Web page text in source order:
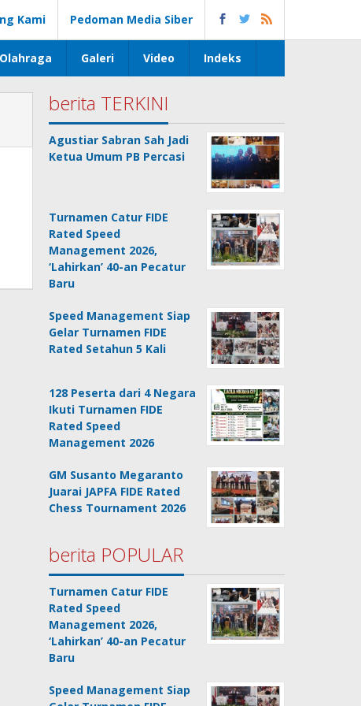
Kami Pedoman Media Siber
Olahraga Galeri Video Indeks
berita TERKINI
Agustiar Sabran Sah Jadi
Ketua Umum PB Percasi
Turnamen Catur FIDE
Rated Speed
Management 2026,
‘Lahirkan’ 40-an Pecatur
Baru
Speed Management Siap
Gelar Turnamen FIDE
Rated Setahun 5 Kali
128 Peserta dari 4 Negara
Ikuti Turnamen FIDE
Rated Speed
Management 2026
GM Susanto Megaranto
Juarai JAPFA FIDE Rated
Chess Tournament 2026
berita POPULAR
Turnamen Catur FIDE
Rated Speed
Management 2026,
‘Lahirkan’ 40-an Pecatur
Baru
Speed Management Siap